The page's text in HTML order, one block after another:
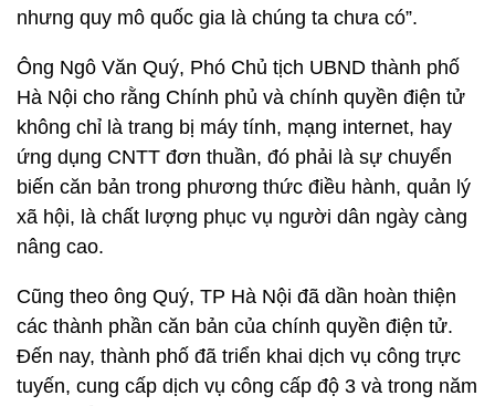
nhưng quy mô quốc gia là chúng ta chưa có”.
Ông Ngô Văn Quý, Phó Chủ tịch UBND thành phố
Hà Nội cho rằng Chính phủ và chính quyền điện tử
không chỉ là trang bị máy tính, mạng internet, hay
ứng dụng CNTT đơn thuần, đó phải là sự chuyển
biến căn bản trong phương thức điều hành, quản lý
xã hội, là chất lượng phục vụ người dân ngày càng
nâng cao.
Cũng theo ông Quý, TP Hà Nội đã dần hoàn thiện
các thành phần căn bản của chính quyền điện tử.
Đến nay, thành phố đã triển khai dịch vụ công trực
tuyến, cung cấp dịch vụ công cấp độ 3 và trong năm